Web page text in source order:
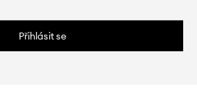
Přihlásit se